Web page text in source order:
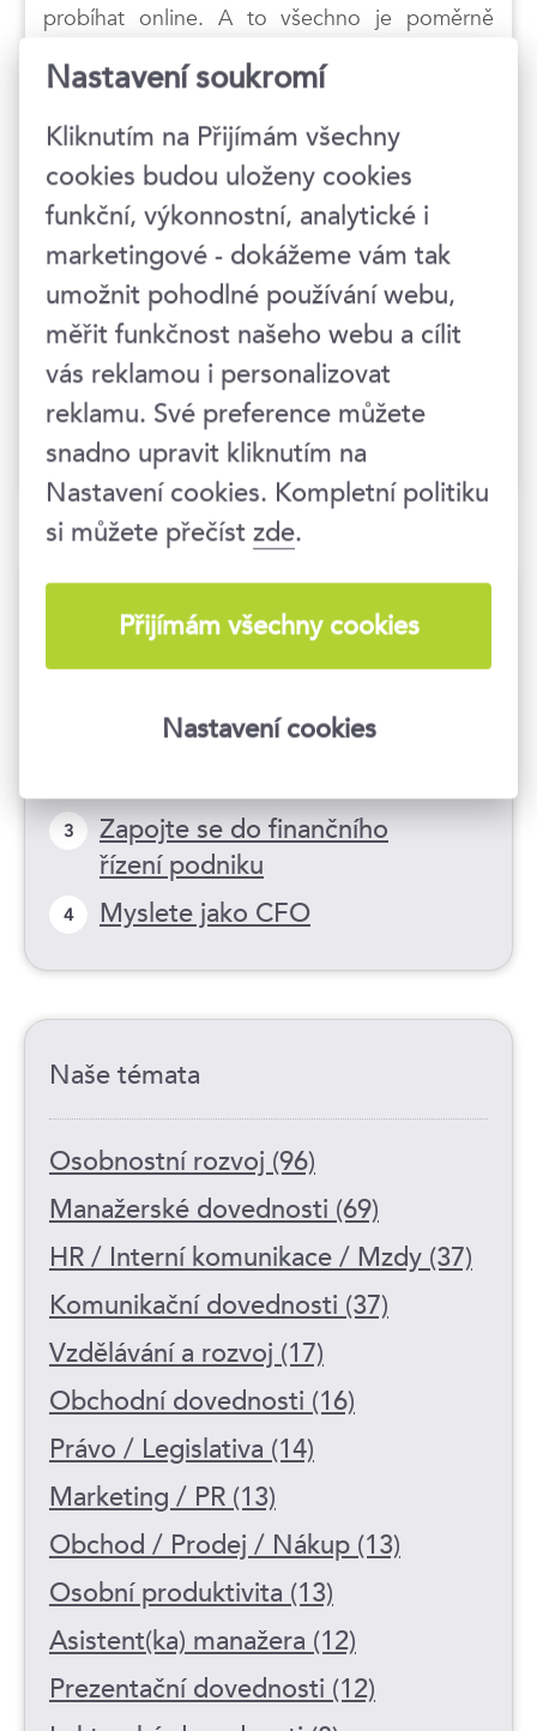
probíhat online. A to všechno je poměrně
staré dobré časy. Některé změny už jsou
nevratné, a tak je potřeba připravit se na
novou budoucnost.Možná bude potřeba
upravit stávající byznys model. Zaběhnuté
postupy v krizi zkrátka přestávají fungovat.
Přijďte načerpat inspiraci do kurzu
Finanční a
investiční controlling. Držíme vám místo.
Finance / Ekonomika /
Controlling
Další články
Finanční analýza podniku |
3
Zapojte se do finančního
řízení podniku
4 Myslete jako CFO
Naše témata
Osobnostní rozvoj (96)
Manažerské dovednosti (69)
HR / Interní komunikace / Mzdy (37)
Komunikační dovednosti (37)
Vzdělávání a rozvoj (17)
Obchodní dovednosti (16)
Právo / Legislativa (14)
Marketing / PR (13)
Obchod / Prodej / Nákup (13)
Osobní produktivita (13)
Asistent(ka) manažera (12)
Prezentační dovednosti (12)
Nastavení soukromí
Kliknutím na Přijímám všechny
cookies budou uloženy cookies
funkční, výkonnostní, analytické i
marketingové - dokážeme vám tak
umožnit pohodlné používání webu,
měřit funkčnost našeho webu a cílit
vás reklamou i personalizovat
reklamu. Své preference můžete
snadno upravit kliknutím na
Nastavení cookies. Kompletní politiku
si můžete přečístzde.
Přijímám všechny cookies
Nastavení cookies